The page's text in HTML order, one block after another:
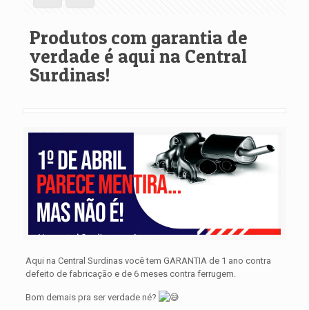
Produtos com garantia de
verdade é aqui na Central
Surdinas!
Aqui na Central Surdinas você tem GARANTIA de 1 ano contra
defeito de fabricação e de 6 meses contra ferrugem.
Bom demais pra ser verdade né?